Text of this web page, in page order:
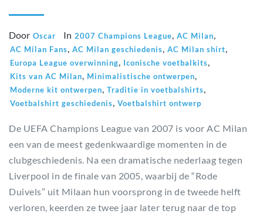
Door Oscar In 2007 Champions League, AC Milan,
AC Milan Fans, AC Milan geschiedenis, AC Milan shirt,
Europa League overwinning, Iconische voetbalkits,
Kits van AC Milan, Minimalistische ontwerpen,
Moderne kit ontwerpen, Traditie in voetbalshirts,
Voetbalshirt geschiedenis, Voetbalshirt ontwerp
De UEFA Champions League van 2007 is voor AC Milan
een van de meest gedenkwaardige momenten in de
clubgeschiedenis. Na een dramatische nederlaag tegen
Liverpool in de finale van 2005, waarbij de “Rode
Duivels” uit Milaan hun voorsprong in de tweede helft
verloren, keerden ze twee jaar later terug naar de top